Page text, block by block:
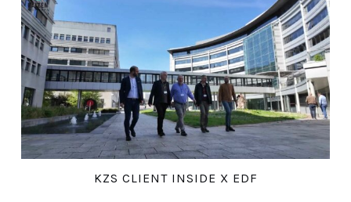
KZS CLIENT INSIDE X EDF